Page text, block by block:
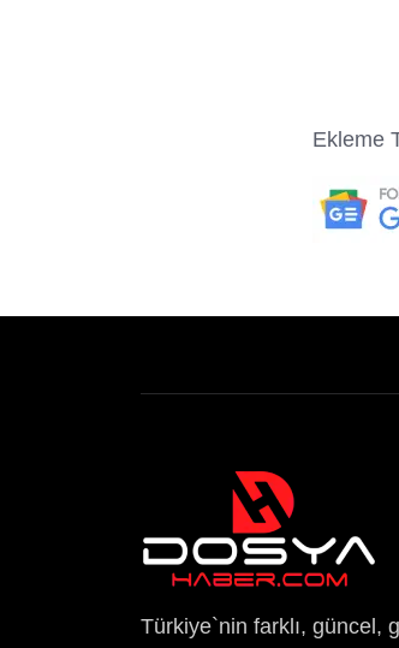
Ekleme
Türkiye`nin farklı, güncel,